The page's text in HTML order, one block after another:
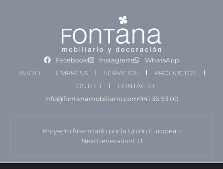
Facebook Instagram
WhatsApp
INICIO
EMPRESA SERVICIOS
PRODUCTOS
OUTLET
CONTACTO
info@fontanamobiliario.com941 36 93 00
Proyecto financiado por la Unión Europea -
NextGenerationEU